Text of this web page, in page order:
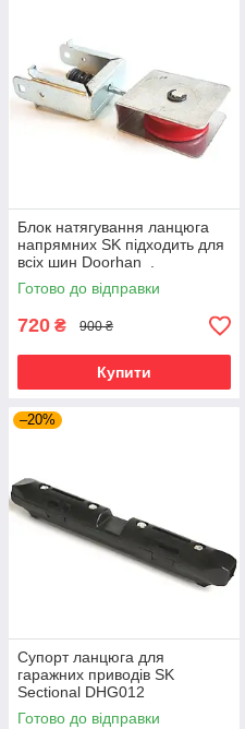
Блок натягування ланцюга
напрямних SK підходить для
всіх шин Doorhan .
Артикул DHG011
Готово до відправки
720 ₴ 900 ₴
Купити
–20%
Супорт ланцюга для
гаражних приводів SK
Sectional DHG012
Готово до відправки